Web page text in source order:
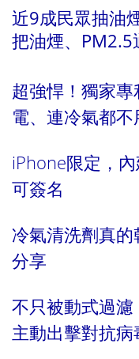
近9成民眾抽油
把油煙、PM2.5
超強悍！獨家
電、連冷氣都不
iPhone限定，
可簽名
冷氣清洗劑真
分享
不只被動式過
主動出擊對抗病